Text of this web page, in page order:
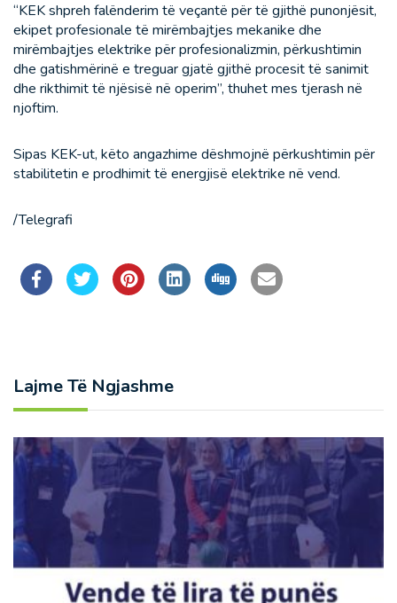
“KEK shpreh falënderim të veçantë për të gjithë punonjësit,
ekipet profesionale të mirëmbajtjes mekanike dhe
mirëmbajtjes elektrike për profesionalizmin, përkushtimin
dhe gatishmërinë e treguar gjatë gjithë procesit të sanimit
dhe rikthimit të njësisë në operim”, thuhet mes tjerash në
njoftim.
Sipas KEK-ut, këto angazhime dëshmojnë përkushtimin për
stabilitetin e prodhimit të energjisë elektrike në vend.
/Telegrafi
Lajme Të Ngjashme